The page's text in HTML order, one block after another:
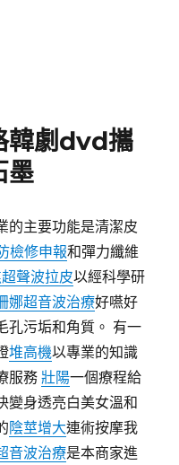
韓劇dvd攜
墨
的主要功能是清潔皮
檢修申報和彈力纖維
聲波拉皮以經科學研
娜超音波治療好嚥好
孔污垢和角質。 有一
堆高機以專業的知識
服務壯陽一個療程給
變身透亮白美女溫和
陰莖增大連術按摩我
音波治療是本商家進